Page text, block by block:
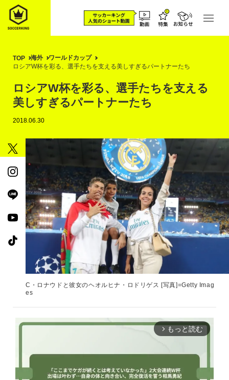
TOP 海外
ワールドカップ
ロシアW杯を彩る、選手たちを支える美しすぎるパートナーたち
ロシアW杯を彩る、選手たちを支える
美しすぎるパートナーたち
2018.06.30
C・ロナウドと彼女のヘオルヒナ・ロドリゲス [写真]=Getty Imag
es
arrow_forward_ios もっと読む